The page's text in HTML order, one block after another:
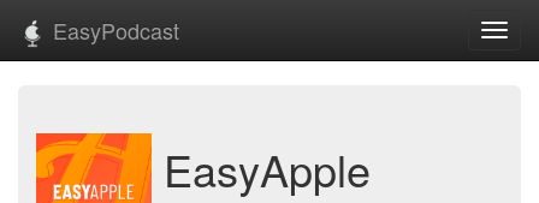
EasyPodcast
EasyApple